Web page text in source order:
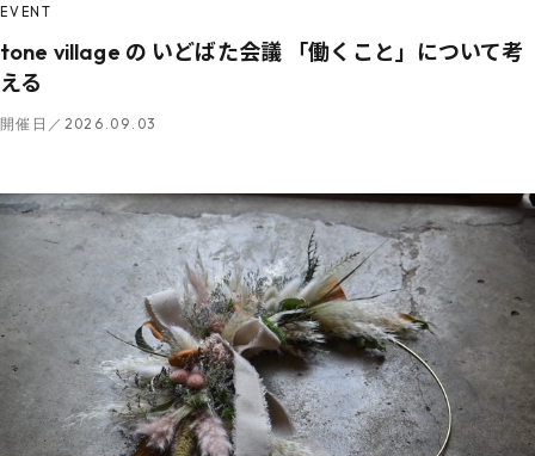
EVENT
tone village の いどばた会議 「働くこと」について考
える
開催日／2026.09.03